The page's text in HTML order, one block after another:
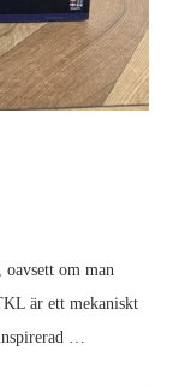
om man
är ett mekaniskt
…